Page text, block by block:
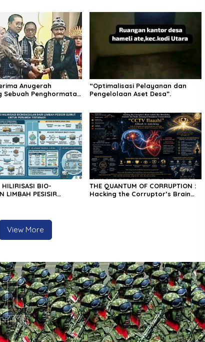
Anugerah
“Optimalisasi Pelayanan dan
Pengelolaan Aset Desa”.
HILIRISASI BIO-
LIMBAH PESISIR
THE QUANTUM OF CORRUPTION :
Hacking the Corruptor’s Brain
View More